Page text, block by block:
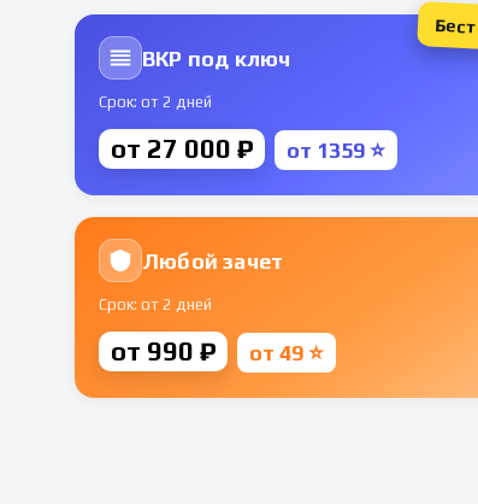
ВКР под ключ
Срок: от 2 дней
от 27 000 ₽ от 1359 ⭐
Любой зачет
Срок: от 2 дней
от 990 ₽ от 49 ⭐